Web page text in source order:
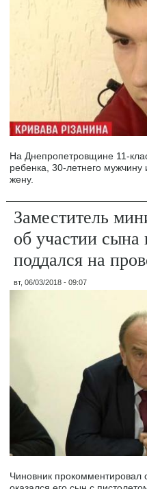
На Днепропетровщине 11-
ребенка, 30-летнего
жену.
Заместитель
об участии сына
поддался на
вт, 06/03/2018 - 09:07
Чиновник прокомментировал